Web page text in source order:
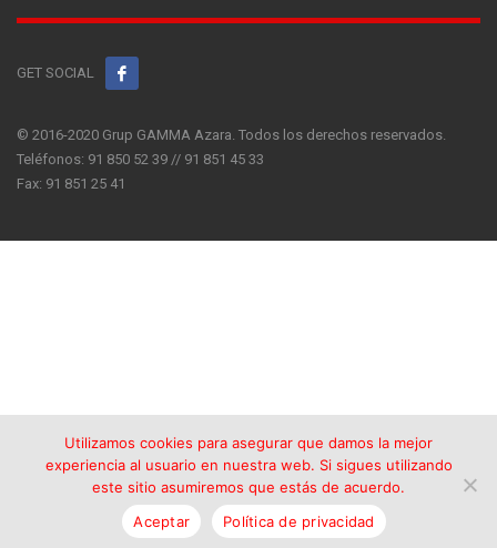
GET SOCIAL
© 2016-2020 Grup GAMMA Azara. Todos los derechos reservados.
Teléfonos: 91 850 52 39 // 91 851 45 33
Fax: 91 851 25 41
Utilizamos cookies para asegurar que damos la mejor
experiencia al usuario en nuestra web. Si sigues utilizando
este sitio asumiremos que estás de acuerdo.
Aceptar
Política de privacidad